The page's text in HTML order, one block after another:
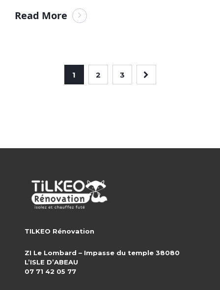
Read More
1 2 3
TILKEO Rénovation
ZI Le Lombard – Impasse du temple 38080
L’ISLE D’ABEAU
07 71 42 05 77